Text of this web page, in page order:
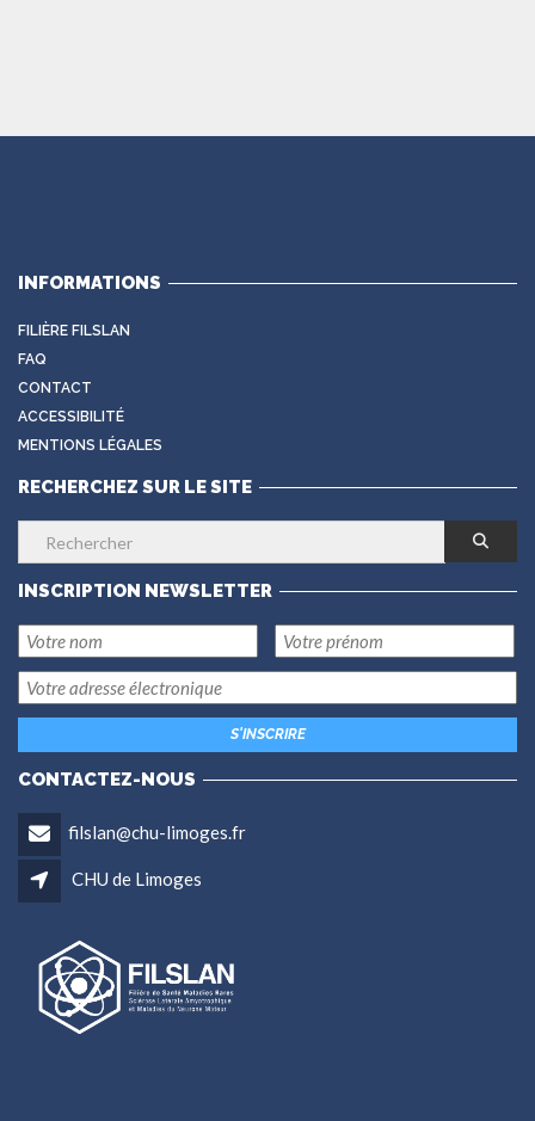
INFORMATIONS
FILIÈRE FILSLAN
FAQ
CONTACT
ACCESSIBILITÉ
MENTIONS LÉGALES
RECHERCHEZ SUR LE SITE
INSCRIPTION NEWSLETTER
CONTACTEZ-NOUS
filslan@chu-limoges.fr
CHU de Limoges